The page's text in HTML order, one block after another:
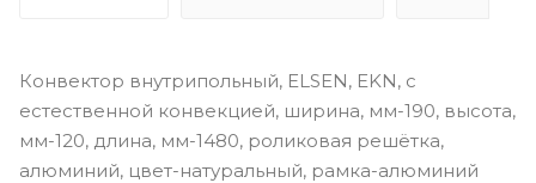
Конвектор внутрипольный, ELSEN, EKN, с
естественной конвекцией, ширина, мм-190, высота,
мм-120, длина, мм-1480, роликовая решётка,
алюминий, цвет-натуральный, рамка-алюминий